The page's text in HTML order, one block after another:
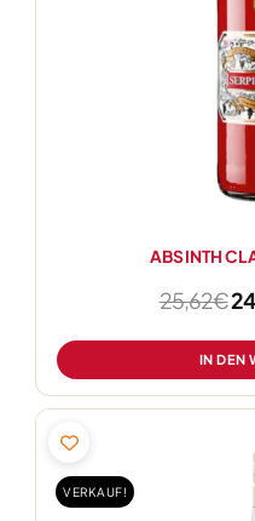
ABSINTH
25,62€
IN DEN
VERKAUF!